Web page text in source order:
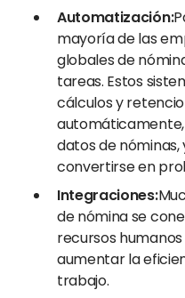
Automatización:
mayoría de las
globales de
tareas. Estos
cálculos y
datos de
convertirse en
Integraciones:
de nómina se
recursos
aumentar la
trabajo.